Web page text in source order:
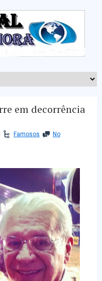
em decorrência
Famosos
No